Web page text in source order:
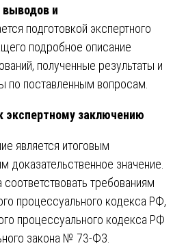
и
подготовкой экспертного
подробное описание
полученные результаты и
по поставленным вопросам.
экспертному заключению
является итоговым
значение.
требованиям
процессуального кодекса РФ,
процессуального кодекса РФ
закона № 73-ФЗ.